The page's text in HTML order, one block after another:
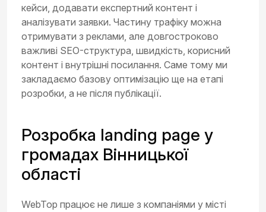
кейси, додавати експертний контент і
аналізувати заявки. Частину трафіку можна
отримувати з реклами, але довгостроково
важливі SEO-структура, швидкість, корисний
контент і внутрішні посилання. Саме тому ми
закладаємо базову оптимізацію ще на етапі
розробки, а не після публікації.
Розробка landing page у
громадах Вінницької
області
WebTop працює не лише з компаніями у місті